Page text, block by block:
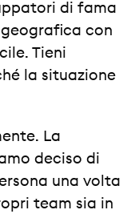
di fama
con
Tieni
la situazione
La
deciso di
una volta
team sia in